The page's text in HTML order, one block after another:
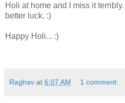
Holi at home and I miss it
better luck. :)
Happy Holi... :)
Raghav at 6:07 AM 1 comment: